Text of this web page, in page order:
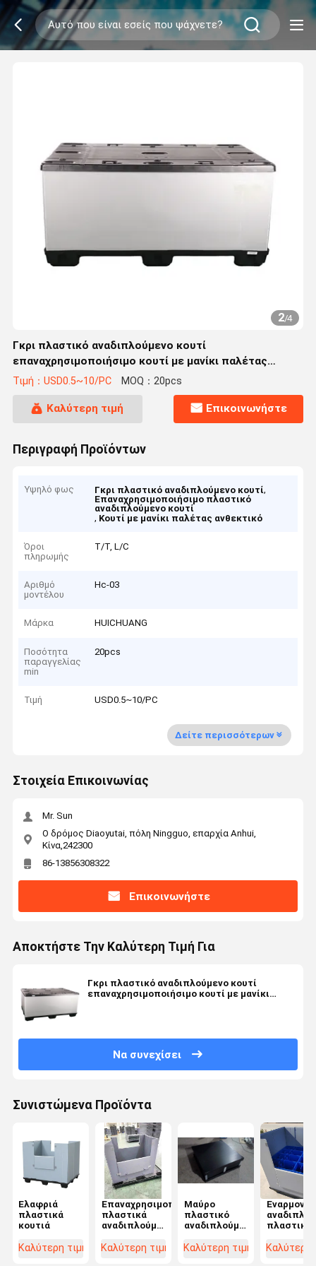
2/4
Γκρι πλαστικό αναδιπλούμενο κουτί
επαναχρησιμοποιήσιμο κουτί με μανίκι παλέτας
ανθεκτικό
Τιμή：USD0.5~10/PC MOQ：20pcs
Καλύτερη τιμή Επικοινωνήστε
Περιγραφή Προϊόντων
Υψηλό φως Γκρι πλαστικό αναδιπλούμενο κουτί,
Επαναχρησιμοποιήσιμο πλαστικό
αναδιπλούμενο κουτί
, Κουτί με μανίκι παλέτας ανθεκτικό
Όροι
πληρωμής
T/T, L/C
Αριθμό
μοντέλου
Hc-03
Μάρκα HUICHUANG
Ποσότητα
παραγγελίας
min
20pcs
Τιμή USD0.5~10/PC
Δείτε περισσότερων
Στοιχεία Επικοινωνίας
Mr. Sun
Ο δρόμος Diaoyutai, πόλη Ningguo, επαρχία Anhui,
Κίνα,242300
86-13856308322
Επικοινωνήστε
Αποκτήστε Την Καλύτερη Τιμή Για
Γκρι πλαστικό αναδιπλούμενο κουτί
επαναχρησιμοποιήσιμο κουτί με μανίκι
Να συνεχίσει
Συνιστώμενα Προϊόντα
Ελαφριά
πλαστικά
κουτιά
Καλύτερη τιμή
Επαναχρησιμοποιήσιμα
πλαστικά
αναδιπλούμενα
αναδιπλούμενα
Καλύτερη τιμή
Μαύρο
πλαστικό
αναδιπλούμενο
κυματοειδές
Καλύτερη τιμή
πλαστικά
φύλλο
Καλύτερη